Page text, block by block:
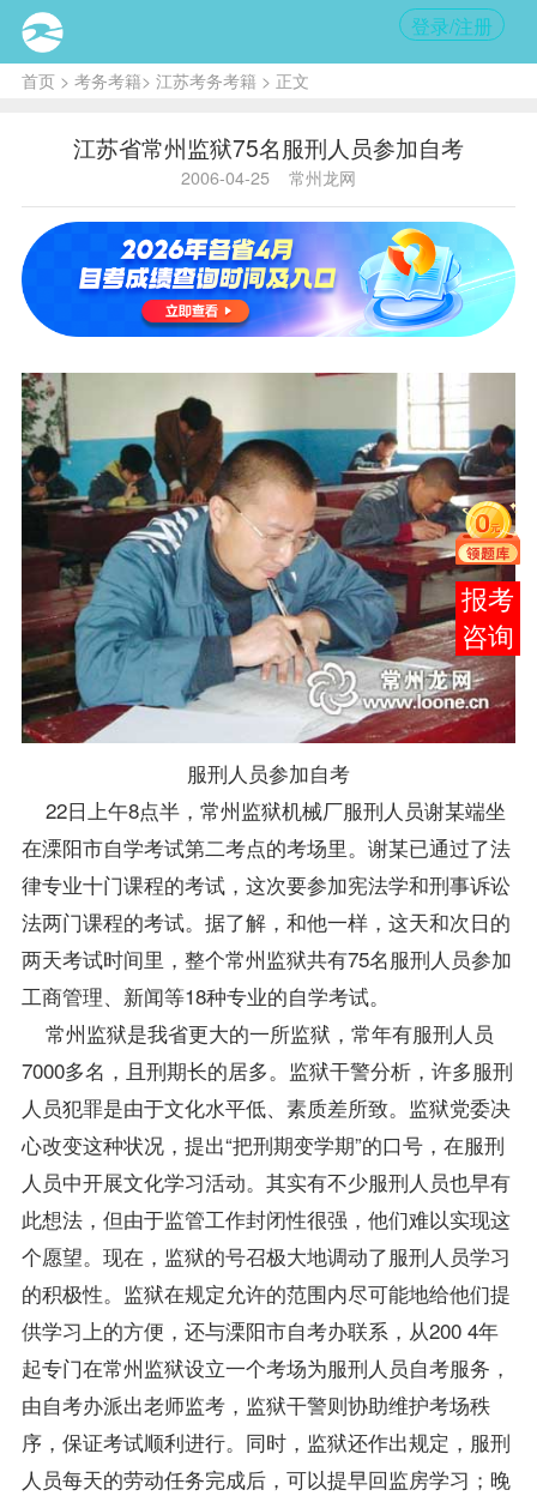
登录/注册
首页> 考务考籍> 江苏考务考籍 > 正文
江苏省常州监狱75名服刑人员参加自考
2006-04-25 常州龙网
服刑人员参加自考
22日上午8点半，常州监狱机械厂服刑人员谢某端坐
在溧阳市自学考试第二考点的考场里。谢某已通过了法
律专业十门课程的考试，这次要参加宪法学和刑事诉讼
法两门课程的考试。据了解，和他一样，这天和次日的
两天考试时间里，整个常州监狱共有75名服刑人员参加
工商管理、新闻等18种专业的自学考试。
常州监狱是我省更大的一所监狱，常年有服刑人员
7000多名，且刑期长的居多。监狱干警分析，许多服刑
人员犯罪是由于文化水平低、素质差所致。监狱党委决
心改变这种状况，提出“把刑期变学期”的口号，在服刑
人员中开展文化学习活动。其实有不少服刑人员也早有
此想法，但由于监管工作封闭性很强，他们难以实现这
个愿望。现在，监狱的号召极大地调动了服刑人员学习
的积极性。监狱在规定允许的范围内尽可能地给他们提
供学习上的方便，还与溧阳市自考办联系，从200 4年
起专门在常州监狱设立一个考场为服刑人员自考服务，
由自考办派出老师监考，监狱干警则协助维护考场秩
序，保证考试顺利进行。同时，监狱还作出规定，服刑
人员每天的劳动任务完成后，可以提早回监房学习；晚
在线
客服